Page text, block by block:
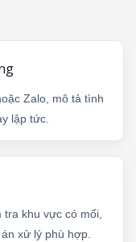
Zalo, mô tả tình
lập tức.
tra khu vực có mối,
xử lý phù hợp.